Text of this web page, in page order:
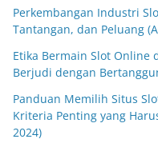
Perkembangan Industri
Tantangan, dan Peluang
Etika Bermain Slot Online
Berjudi dengan
Panduan Memilih Situs
Kriteria Penting yang
2024)